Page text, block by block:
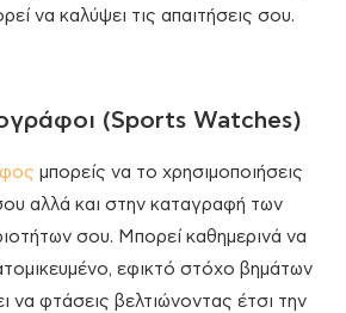
να καλύψει τις απαιτήσεις σου.
(Sports Watches)
μπορείς να το χρησιμοποιήσεις
αλλά και στην καταγραφή των
σου. Μπορεί καθημερινά να
εφικτό στόχο βημάτων
να φτάσεις βελτιώνοντας έτσι την